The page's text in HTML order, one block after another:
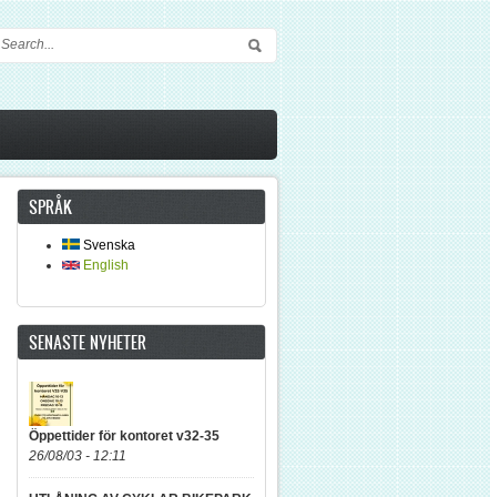
Sökformulär
SPRÅK
Svenska
English
SENASTE NYHETER
Öppettider för kontoret v32-35
26/08/03 - 12:11